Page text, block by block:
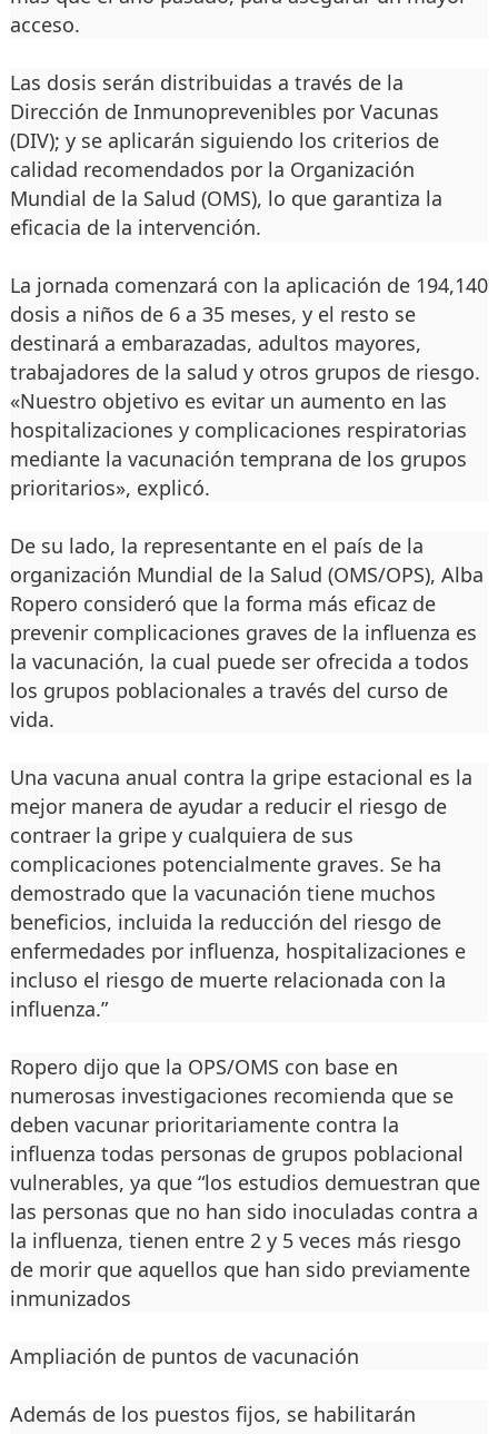
acceso.
Las dosis serán distribuidas a través de la
Dirección de Inmunoprevenibles por Vacunas
(DIV); y se aplicarán siguiendo los criterios de
calidad recomendados por la Organización
Mundial de la Salud (OMS), lo que garantiza la
eficacia de la intervención.
La jornada comenzará con la aplicación de 194,140
dosis a niños de 6 a 35 meses, y el resto se
destinará a embarazadas, adultos mayores,
trabajadores de la salud y otros grupos de riesgo.
«Nuestro objetivo es evitar un aumento en las
hospitalizaciones y complicaciones respiratorias
mediante la vacunación temprana de los grupos
prioritarios», explicó.
De su lado, la representante en el país de la
organización Mundial de la Salud (OMS/OPS), Alba
Ropero consideró que la forma más eficaz de
prevenir complicaciones graves de la influenza es
la vacunación, la cual puede ser ofrecida a todos
los grupos poblacionales a través del curso de
vida.
Una vacuna anual contra la gripe estacional es la
mejor manera de ayudar a reducir el riesgo de
contraer la gripe y cualquiera de sus
complicaciones potencialmente graves. Se ha
demostrado que la vacunación tiene muchos
beneficios, incluida la reducción del riesgo de
enfermedades por influenza, hospitalizaciones e
incluso el riesgo de muerte relacionada con la
influenza.”
Ropero dijo que la OPS/OMS con base en
numerosas investigaciones recomienda que se
deben vacunar prioritariamente contra la
influenza todas personas de grupos poblacional
vulnerables, ya que “los estudios demuestran que
las personas que no han sido inoculadas contra a
la influenza, tienen entre 2 y 5 veces más riesgo
de morir que aquellos que han sido previamente
inmunizados
Ampliación de puntos de vacunación
Además de los puestos fijos, se habilitarán